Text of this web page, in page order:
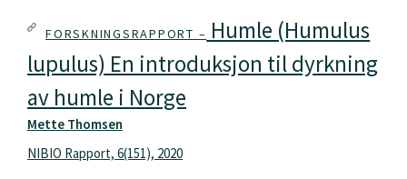
FORSKNINGSRAPPORT – Humle (Humulus
lupulus) En introduksjon til dyrkning
av humle i Norge
Mette Thomsen
NIBIO Rapport, 6(151), 2020